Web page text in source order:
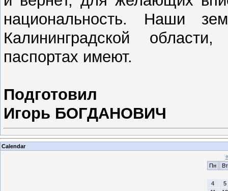
национальность. Наши
Калининградской
паспортах имеют.
Подготовил
Игорь БОГДАНОВИЧ
Calendar
«
Пн
Вт
4
5